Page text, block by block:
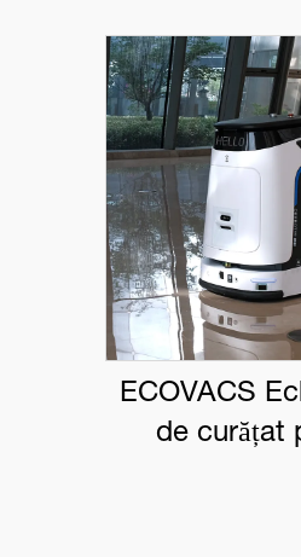
ECOVACS
de curățat